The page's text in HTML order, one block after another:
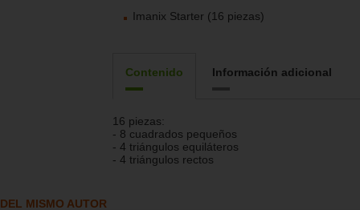
Imanix Starter (16 piezas)
Contenido Información adicional
16 piezas:
- 8 cuadrados pequeños
- 4 triángulos equiláteros
- 4 triángulos rectos
DEL MISMO AUTOR